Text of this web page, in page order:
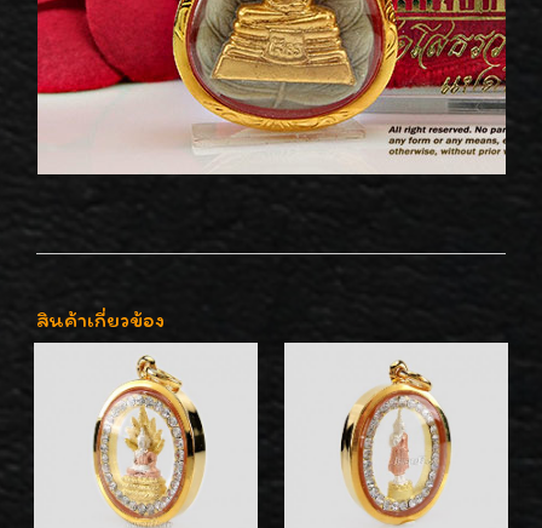
สินค้าเกี่ยวข้อง